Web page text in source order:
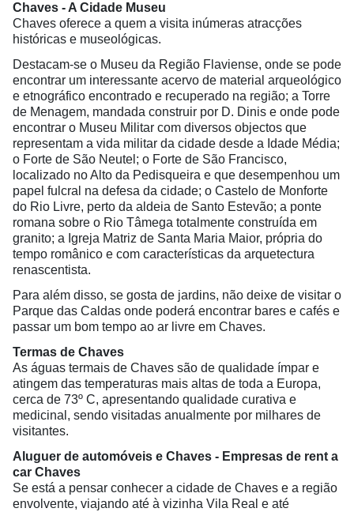
Chaves - A Cidade Museu
Chaves oferece a quem a visita inúmeras atracções
históricas e museológicas.
Destacam-se o Museu da Região Flaviense, onde se pode
encontrar um interessante acervo de material arqueológico
e etnográfico encontrado e recuperado na região; a Torre
de Menagem, mandada construir por D. Dinis e onde pode
encontrar o Museu Militar com diversos objectos que
representam a vida militar da cidade desde a Idade Média;
o Forte de São Neutel; o Forte de São Francisco,
localizado no Alto da Pedisqueira e que desempenhou um
papel fulcral na defesa da cidade; o Castelo de Monforte
do Rio Livre, perto da aldeia de Santo Estevão; a ponte
romana sobre o Rio Tâmega totalmente construída em
granito; a Igreja Matriz de Santa Maria Maior, própria do
tempo românico e com características da arquetectura
renascentista.
Para além disso, se gosta de jardins, não deixe de visitar o
Parque das Caldas onde poderá encontrar bares e cafés e
passar um bom tempo ao ar livre em Chaves.
Termas de Chaves
As águas termais de Chaves são de qualidade ímpar e
atingem das temperaturas mais altas de toda a Europa,
cerca de 73º C, apresentando qualidade curativa e
medicinal, sendo visitadas anualmente por milhares de
visitantes.
Aluguer de automóveis e Chaves - Empresas de rent a
car Chaves
Se está a pensar conhecer a cidade de Chaves e a região
envolvente, viajando até à vizinha Vila Real e até